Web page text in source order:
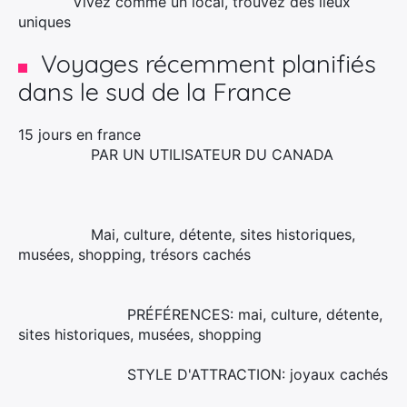
uniques
Voyages récemment planifiés
dans le sud de la France
15 jours en france
PAR UN UTILISATEUR DU CANADA
Mai, culture, détente, sites historiques,
musées, shopping, trésors cachés
PRÉFÉRENCES: mai, culture, détente,
sites historiques, musées, shopping
STYLE D'ATTRACTION: joyaux cachés